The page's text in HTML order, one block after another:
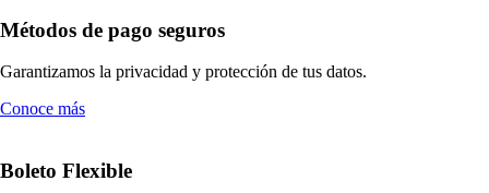
Métodos de pago seguros
Garantizamos la privacidad y protección de tus datos.
Conoce más
Boleto Flexible